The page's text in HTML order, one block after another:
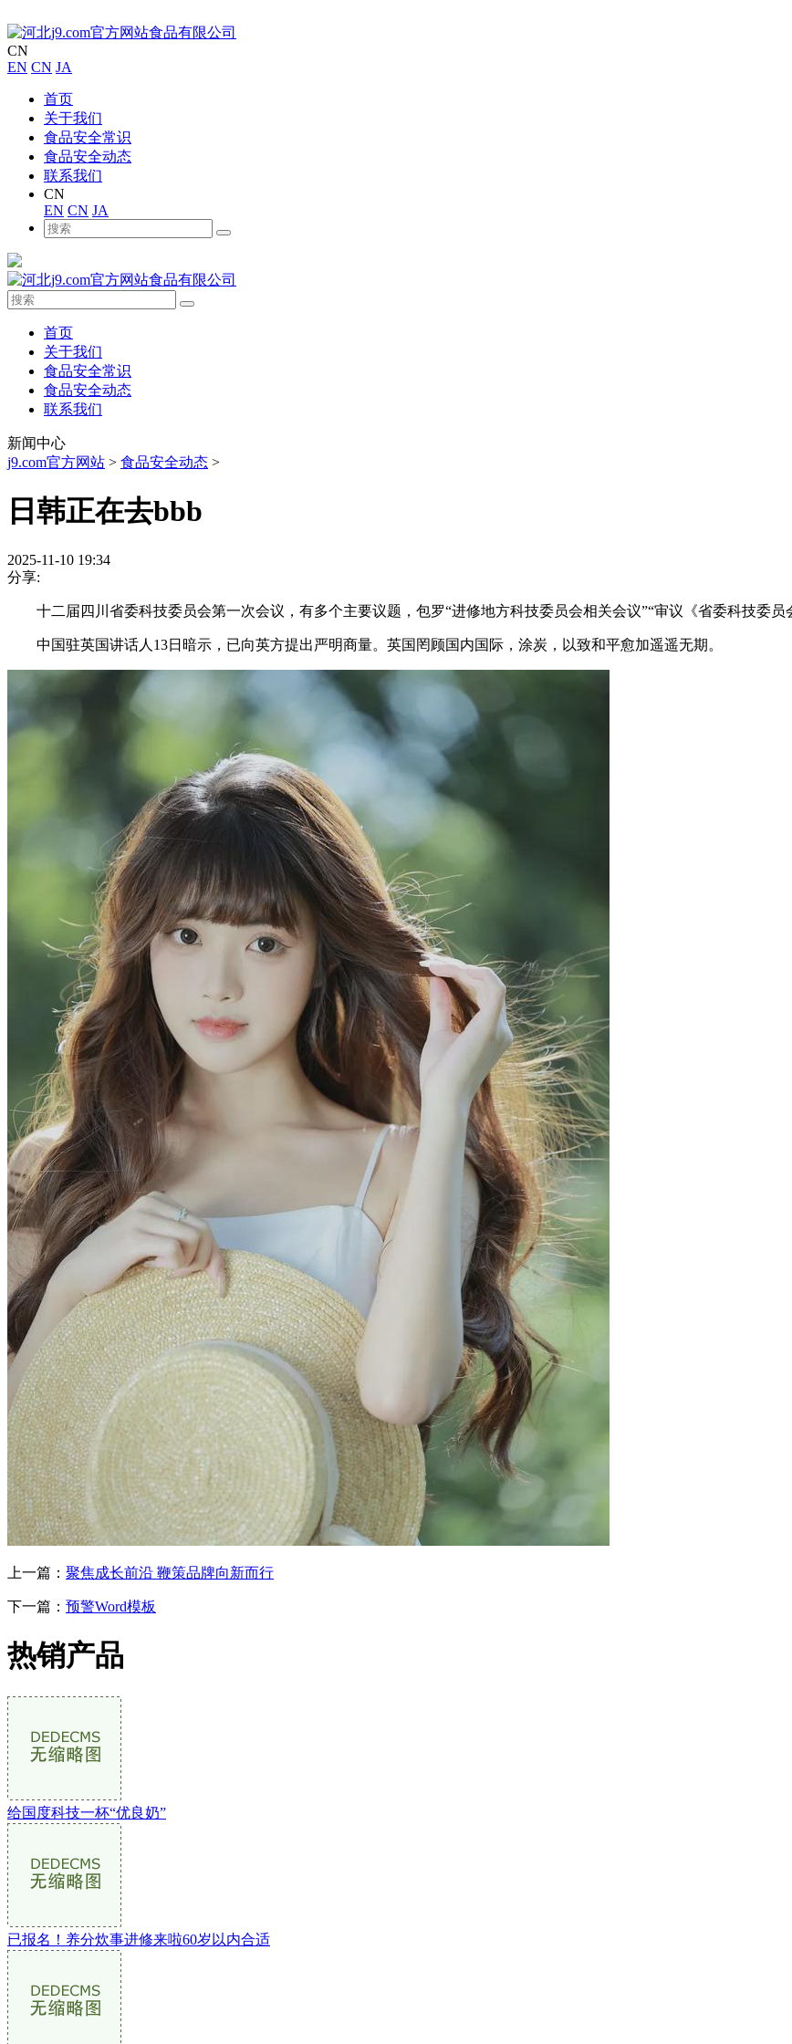
CN
EN CN JA
首页
关于我们
食品安全常识
食品安全动态
联系我们
CN
EN CN JA
首页
关于我们
食品安全常识
食品安全动态
联系我们
新闻中心
j9.com官方网站 > 食品安全动态 >
日韩正在去bbb
2025-11-10 19:34
分享:
十二届四川省委科技委员会第一次会议，有多个主要议题，包罗“进修地方科技委员会相关会议”“审议《省委科技委员
中国驻英国讲话人13日暗示，已向英方提出严明商量。英国罔顾国内国际，涂炭，以致和平愈加遥遥无期。
上一篇： 聚焦成长前沿 鞭策品牌向新而行
下一篇： 预警Word模板
热销产品
给国度科技一杯“优良奶”
已报名！养分炊事进修来啦60岁以内合适